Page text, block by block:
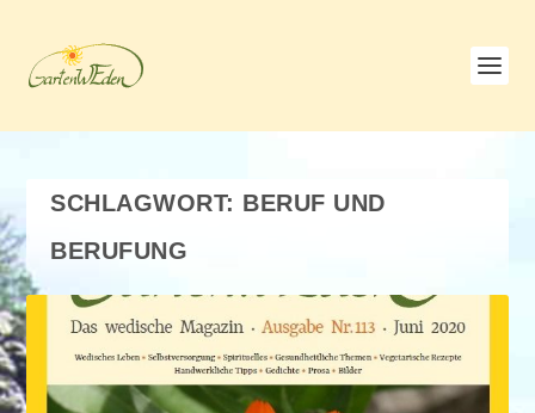
SCHLAGWORT: BERUF UND
BERUFUNG